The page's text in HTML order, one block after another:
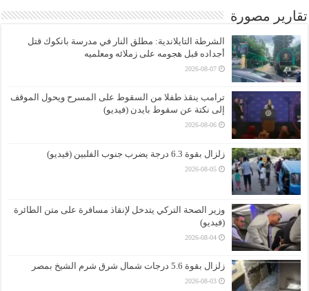
تقارير مصورة
الشرطة التايلاندية: مطلق النار في مدرسة بانكوك قتل
أجداده قبل هجومه على زملائه ومعلميه
2026-08-07
ترامب ينقذ طفلا من السقوط على المسرح ويحول الموقف
إلى نكتة عن سقوط بايدن (فيديو)
2026-08-06
زلزال بقوة 6.3 درجة يضرب جنوب الفلبين (فيديو)
2026-08-05
وزير الصحة التركي يتدخل لإنقاذ مسافرة على متن الطائرة
(فيديو)
2026-08-04
زلزال بقوة 5.6 درجات شمال شرق شرم الشيخ بمصر
2026-08-03